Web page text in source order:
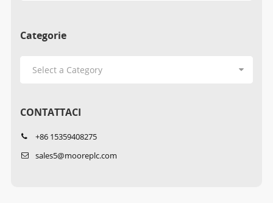
Categorie
CONTATTACI
+86 15359408275
sales5@mooreplc.com